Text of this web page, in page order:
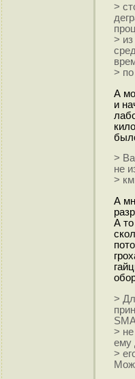
>
>
> по
А
и
>
не
>
А
А
>
>
ему
>